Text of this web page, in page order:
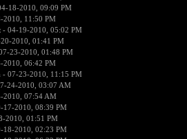
18-2010, 09:09 PM
11:50 PM
- 04-19-2010, 05:02 PM
2010, 01:41 PM
23-2010, 01:48 PM
06:42 PM
- 07-23-2010, 11:15 PM
24-2010, 03:07 AM
07:54 AM
2010, 08:39 PM
2010, 01:51 PM
2010, 02:23 PM